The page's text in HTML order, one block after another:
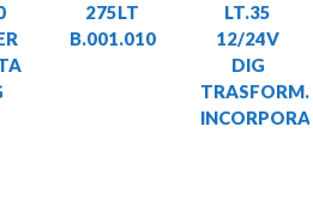
275LT
B.001.010
LT.35
12/24V
DIG